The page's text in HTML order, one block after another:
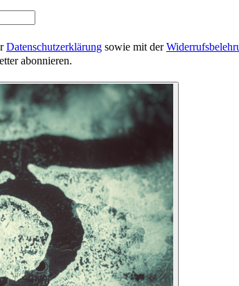
Datenschutzerklärung sowie mit der
abonnieren.